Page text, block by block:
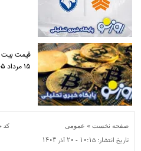
قیمت بیت
۱۵ مرداد ۱۴۰۵
صفحه نخست » عمومی کد
تاریخ انتشار: ۱۰:۱۵ - ۲۰ آذر ۱۴۰۳